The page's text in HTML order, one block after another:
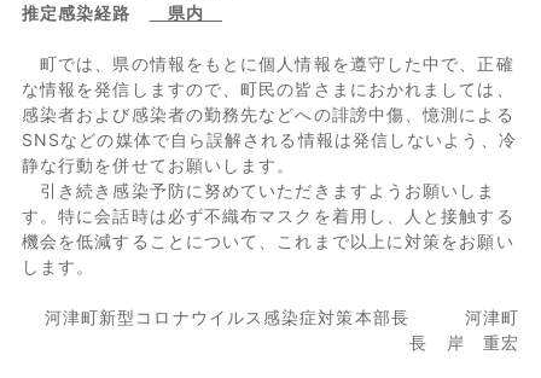
推定感染経路
県内
町では、県の情報をもとに個人情報を遵守した中で、正確
な情報を発信しますので、町民の皆さまにおかれましては、
感染者および感染者の勤務先などへの誹謗中傷、憶測による
SNSなどの媒体で自ら誤解される情報は発信しないよう、冷
静な行動を併せてお願いします。
引き続き感染予防に努めていただきますようお願いしま
す。特に会話時は必ず不織布マスクを着用し、人と接触する
機会を低減することについて、これまで以上に対策をお願い
します。
河津町新型コロナウイルス感染症対策本部長 河津町
長 岸 重宏